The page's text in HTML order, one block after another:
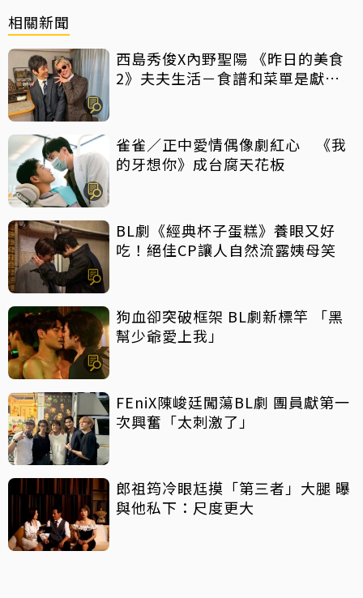
相關新聞
西島秀俊X內野聖陽 《昨日的美食
2》夫夫生活－食譜和菜單是獻給
雀雀／正中愛情偶像劇紅心 《我
的牙想你》成台腐天花板
BL劇《經典杯子蛋糕》養眼又好
吃！絕佳CP讓人自然流露姨母笑
狗血卻突破框架 BL劇新標竿 「黑
幫少爺愛上我」
FEniX陳峻廷闖蕩BL劇 團員獻第一
次興奮「太刺激了」
郎祖筠冷眼尪摸「第三者」大腿 曝
與他私下：尺度更大